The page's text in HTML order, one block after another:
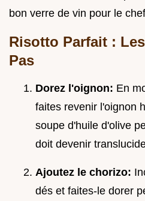
bon verre de vin pour le
Risotto Parfait :
Pas
Dorez l'oignon: En
faites revenir l'oignon
soupe d'huile d'olive
doit devenir
Ajoutez le chorizo:
dés et faites-le dorer